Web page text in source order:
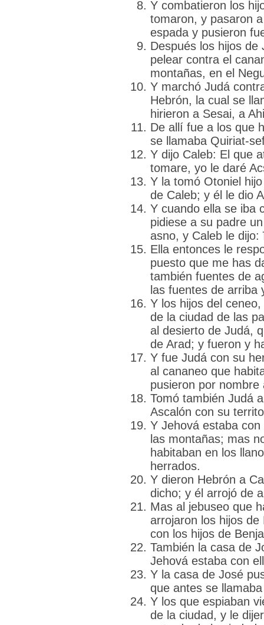
Y combatieron los
tomaron, y pasaron
espada y pusieron
Después los hijos de
pelear contra el
montañas, en el
Y marchó Judá
Hebrón, la cual se
hirieron a Sesai, a
De allí fue a los que
se llamaba Quiriat-
Y dijo Caleb: El que
tomare, yo le daré
Y la tomó Otoniel
de Caleb; y él le dio
Y cuando ella se iba
pidiese a su padre
asno, y Caleb le dijo:
Ella entonces le
puesto que me has
también fuentes de
las fuentes de arriba
Y los hijos del
de la ciudad de las
al desierto de Judá,
de Arad; y fueron y
Y fue Judá con su
al cananeo que
pusieron por
Tomó también Judá
Ascalón con su
Y Jehová estaba
las montañas; mas
habitaban en los
herrados.
Y dieron Hebrón a
dicho; y él arrojó de
Mas al jebuseo que
arrojaron los hijos
con los hijos de
También la casa de
Jehová estaba con
Y la casa de José
que antes se
Y los que espiaban
de la ciudad, y le